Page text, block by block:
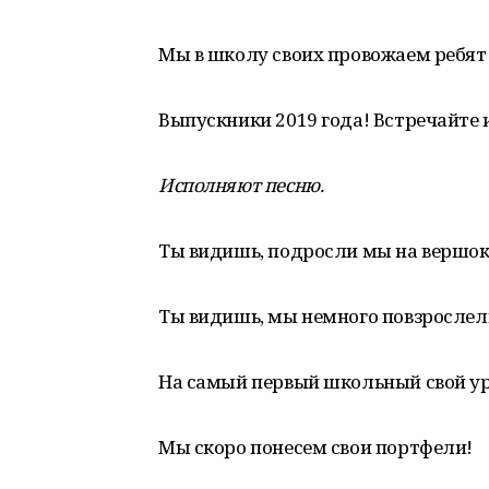
Мы в школу своих провожаем
Выпускники 2019 года! Встречайте
Исполняют песню.
Ты видишь, подросли мы на
Ты видишь, мы немного
На самый первый школьный свой
Мы скоро понесем свои портфели!